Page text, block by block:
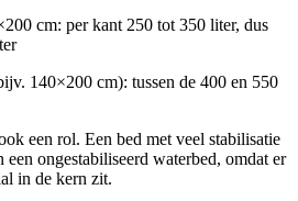
cm: per kant 250 tot 350 liter, dus
140×200 cm): tussen de 400 en 550
een rol. Een bed met veel stabilisatie
ongestabiliseerd waterbed, omdat er
in de kern zit.